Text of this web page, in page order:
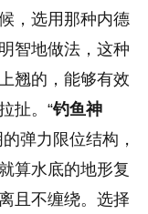
，选用那种内德
智地做法，这种
翘的，能够有效
扯。“钓鱼神
弹力限位结构，
算水底的地形复
且不缠绕。选择